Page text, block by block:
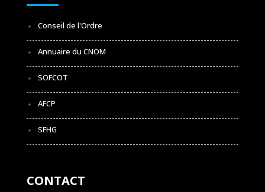
Conseil de l'Ordre
Annuaire du CNOM
SOFCOT
AFCP
SFHG
CONTACT